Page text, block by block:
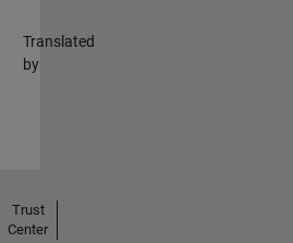
Translated
by
Trust
Center